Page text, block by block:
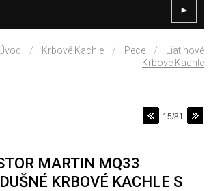
►
Úvod / Krbové Kachle / Pece /
Liatinové
Krbové Kachle
15/81
MARTIN MQ33
KRBOVÉ KACHLE S